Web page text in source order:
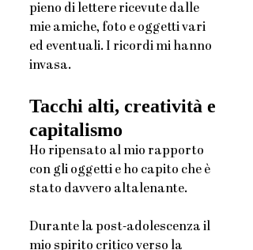
pieno di lettere ricevute dalle
mie amiche, foto e oggetti vari
ed eventuali. I ricordi mi hanno
invasa.
Tacchi alti, creatività e
capitalismo
Ho ripensato al mio rapporto
con gli oggetti e ho capito che è
stato davvero altalenante.
Durante la post-adolescenza il
mio spirito critico verso la